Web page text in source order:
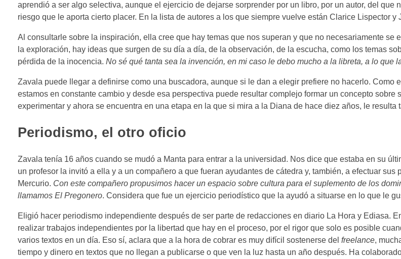
aprendió a ser algo selectiva, aunque el ejercicio de dejarse sorprender por un libro, por un autor, del que
riesgo que le aporta cierto placer. En la lista de autores a los que siempre vuelve están Clarice Lispector y
Al consultarle sobre la inspiración, ella cree que hay temas que nos superan y que no necesariamente se
la exploración, hay ideas que surgen de su día a día, de la observación, de la escucha, como los temas
pérdida de la inocencia. No sé qué tanta sea la invención, en mi caso le debo mucho a la libreta, a lo que
Zavala puede llegar a definirse como una buscadora, aunque si le dan a elegir prefiere no hacerlo. Como
estamos en constante cambio y desde esa perspectiva puede resultar complejo formar un concepto sobre
experimentar y ahora se encuentra en una etapa en la que si mira a la Diana de hace diez años, le resulta
Periodismo, el otro oficio
Zavala tenía 16 años cuando se mudó a Manta para entrar a la universidad. Nos dice que estaba en su
un profesor la invitó a ella y a un compañero a que fueran ayudantes de cátedra y, también, a efectuar sus
Mercurio. Con este compañero propusimos hacer un espacio sobre cultura para el suplemento de los
llamamos El Pregonero. Considera que fue un ejercicio periodístico que la ayudó a situarse en lo que le
Eligió hacer periodismo independiente después de ser parte de redacciones en diario La Hora y Ediasa.
realizar trabajos independientes por la libertad que hay en el proceso, por el rigor que solo es posible
varios textos en un día. Eso sí, aclara que a la hora de cobrar es muy difícil sostenerse del freelance,
tiempo y dinero en textos que no llegan a publicarse o que ven la luz hasta un año después. Ha